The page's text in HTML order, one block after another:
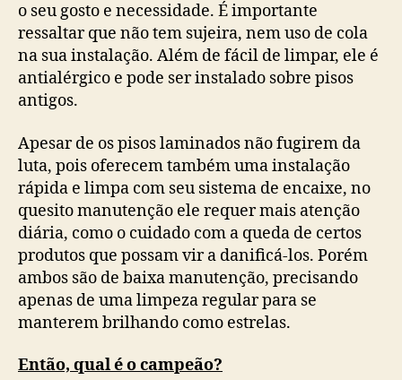
o seu gosto e necessidade. É importante
ressaltar que não tem sujeira, nem uso de cola
na sua instalação. Além de fácil de limpar, ele é
antialérgico e pode ser instalado sobre pisos
antigos.
Apesar de os pisos laminados não fugirem da
luta, pois oferecem também uma instalação
rápida e limpa com seu sistema de encaixe, no
quesito manutenção ele requer mais atenção
diária, como o cuidado com a queda de certos
produtos que possam vir a danificá-los. Porém
ambos são de baixa manutenção, precisando
apenas de uma limpeza regular para se
manterem brilhando como estrelas.
Então, qual é o campeão?